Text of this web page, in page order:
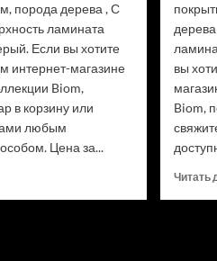
порода дерева , С
ламината
Если вы хотите
интернет-магазине
Biom,
в корзину или
любым
Цена за...
вы
Biom,
Читать